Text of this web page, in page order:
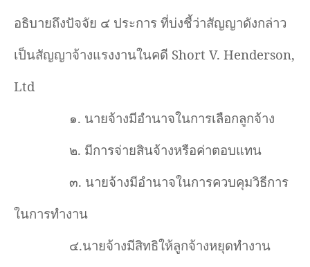
อธิบายถึงปัจจัย ๔ ประการ ที่บ่งชี้ว่าสัญญาดังกล่าว
เป็นสัญญาจ้างแรงงานในคดี Short V. Henderson,
Ltd
๑. นายจ้างมีอำนาจในการเลือกลูกจ้าง
๒. มีการจ่ายสินจ้างหรือค่าตอบแทน
๓. นายจ้างมีอำนาจในการควบคุมวิธีการ
ในการทำงาน
๔.นายจ้างมีสิทธิให้ลูกจ้างหยุดทำงาน